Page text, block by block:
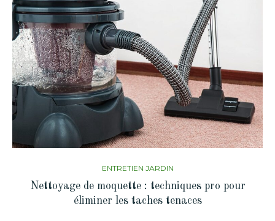
ENTRETIEN JARDIN
Nettoyage de moquette : techniques pro pour
éliminer les taches tenaces